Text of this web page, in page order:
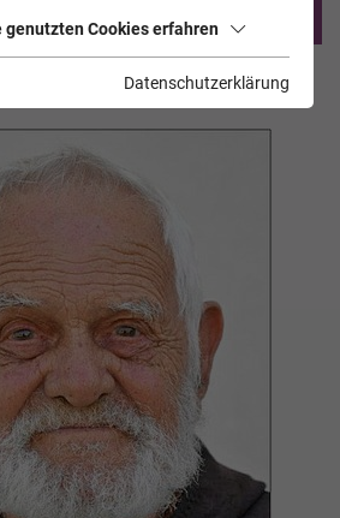
genutzten Cookies erfahren
Datenschutzerklärung